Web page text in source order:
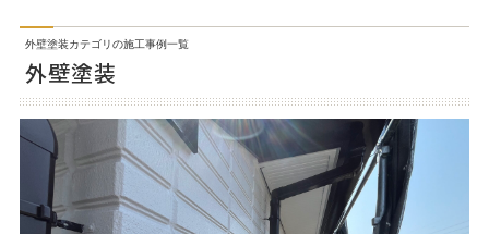
日～土曜日
9：00～19：00
外壁塗装カテゴリの施工事例一覧
外壁塗装